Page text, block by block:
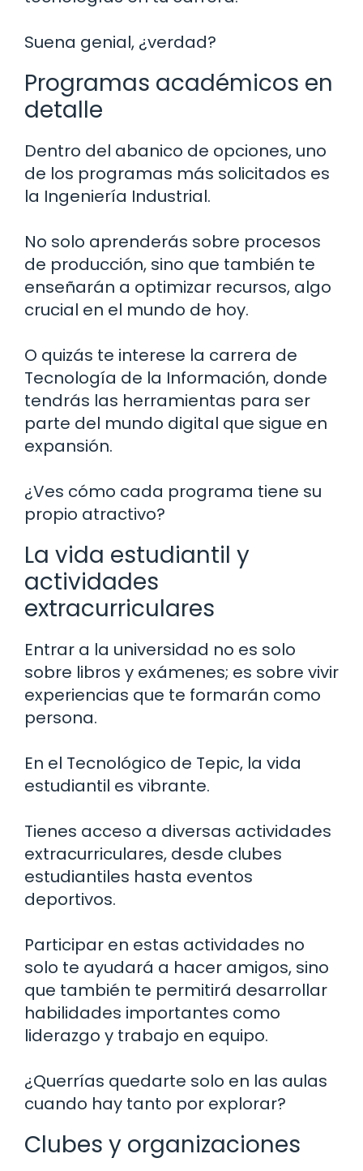
Suena genial, ¿verdad?
Programas académicos en
detalle
Dentro del abanico de opciones, uno
de los programas más solicitados es
la Ingeniería Industrial.
No solo aprenderás sobre procesos
de producción, sino que también te
enseñarán a optimizar recursos, algo
crucial en el mundo de hoy.
O quizás te interese la carrera de
Tecnología de la Información, donde
tendrás las herramientas para ser
parte del mundo digital que sigue en
expansión.
¿Ves cómo cada programa tiene su
propio atractivo?
La vida estudiantil y
actividades
extracurriculares
Entrar a la universidad no es solo
sobre libros y exámenes; es sobre vivir
experiencias que te formarán como
persona.
En el Tecnológico de Tepic, la vida
estudiantil es vibrante.
Tienes acceso a diversas actividades
extracurriculares, desde clubes
estudiantiles hasta eventos
deportivos.
Participar en estas actividades no
solo te ayudará a hacer amigos, sino
que también te permitirá desarrollar
habilidades importantes como
liderazgo y trabajo en equipo.
¿Querrías quedarte solo en las aulas
cuando hay tanto por explorar?
Clubes y organizaciones